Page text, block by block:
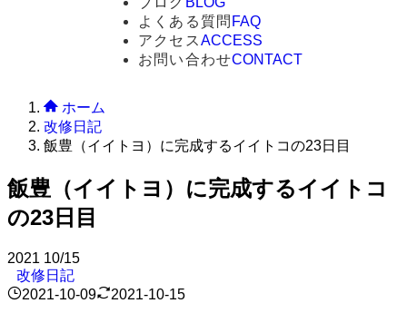
よくある質問 FAQ
アクセスACCESS
お問い合わせCONTACT
ホーム
改修日記
飯豊（イイトヨ）に完成するイイトコの23日目
飯豊（イイトヨ）に完成するイイトコ
の23日目
2021 10/15
改修日記
2021-10-09
2021-10-15